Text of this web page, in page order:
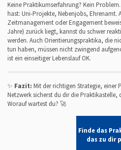
Keine Praktikumserfahrung? Kein
hast: Uni-Projekte, Nebenjobs, Ehrenamt.
Zeitmanagement oder Engagement
Jahre) zurück liegt, kannst du schwer
werden. Auch Orientierungspraktika, die
tun haben, müssen nicht zwingend
ist ein einseitiger Lebenslauf OK.
✨ Fazit: Mit der richtigen Strategie, einer
Netzwerk sicherst du dir die
Worauf wartest du? 🚀
Finde das
das zu dir